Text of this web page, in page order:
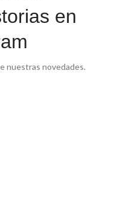
en
nuestras novedades.